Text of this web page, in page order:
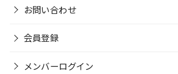
お問い合わせ
会員登録
メンバーログイン